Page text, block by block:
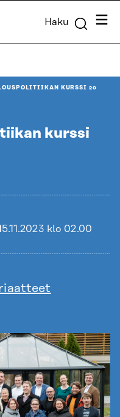
Haku
KURSSI 20
kurssi
klo 02.00